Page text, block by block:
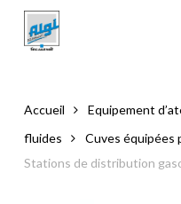
main
Accueil Equipement
fluides
Cuves équipées
Stations de distribution